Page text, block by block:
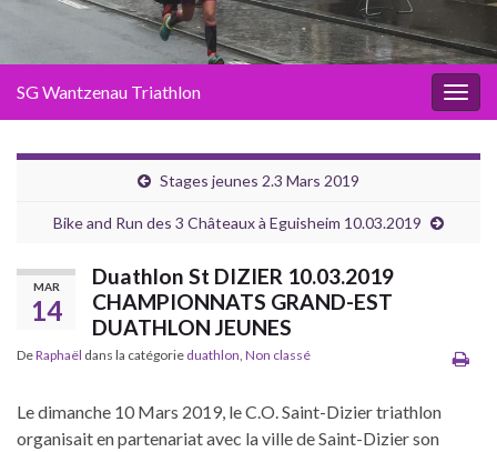
SG Wantzenau Triathlon
Stages jeunes 2.3 Mars 2019
Bike and Run des 3 Châteaux à Eguisheim 10.03.2019
MAR
14
Duathlon St DIZIER 10.03.2019
CHAMPIONNATS GRAND-EST
DUATHLON JEUNES
DeRaphaël dans la catégorie duathlon Non classé
Le dimanche 10 Mars 2019, le C.O. Saint-Dizier triathlon
organisait en partenariat avec la ville de Saint-Dizier son